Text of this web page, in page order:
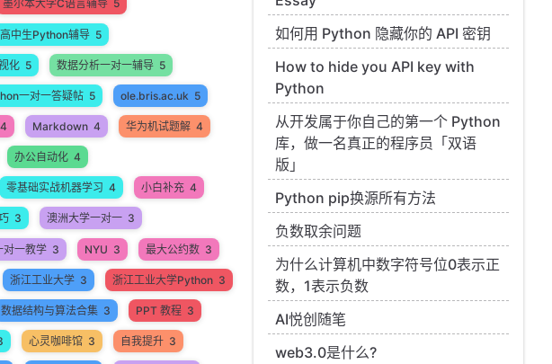
墨尔本大学C语言辅导 5
高中生Python辅导 5
化 5 数据分析一对一辅导 5
一对一答疑帖 5 ole.bris.ac.uk 5
4 Markdown 4 华为机试题解 4
办公自动化 4
零基础实战机器学习 4 小白补充 4
3 澳洲大学一对一 3
对一教学 3 NYU 3 最大公约数 3
浙江工业大学 3 浙江工业大学Python 3
数据结构与算法合集 3 PPT 教程 3
心灵咖啡馆 3 自我提升 3
如何用 Python 隐藏你的 API 密钥
How to hide you API key with
Python
从开发属于你自己的第一个 Python
库，做一名真正的程序员「双语
版」
Python pip换源所有方法
负数取余问题
为什么计算机中数字符号位0表示正
数，1表示负数
AI悦创随笔
web3.0是什么?